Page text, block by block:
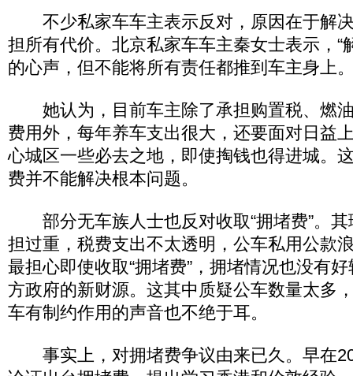
不少私家车车主表示反对，原因在于解
担所有代价。北京私家车车主秦女士表示，“
的心声，但不能将所有责任都推到车主身上
她认为，目前车主除了承担购置税、燃
费用外，每年养车支出很大，还要面对日益
心城区一些必去之地，即使掏钱也得进城。
费并不能解决根本问题。
部分无车族人士也反对收取“拥堵费”。其
担过重，税费支出不太透明，公车私用公款
最担心即使收取“拥堵费”，拥堵情况也没有
方政府的新财源。这其中质疑公车数量太多
车有制约作用的声音也不绝于耳。
事实上，对拥堵费争议由来已久。早在